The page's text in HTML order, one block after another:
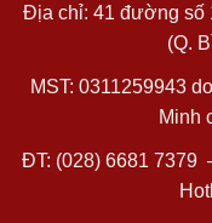
Địa chỉ: 41 đường số
(Q.
MST: 0311259943
Minh
ĐT: (028) 6681 7379